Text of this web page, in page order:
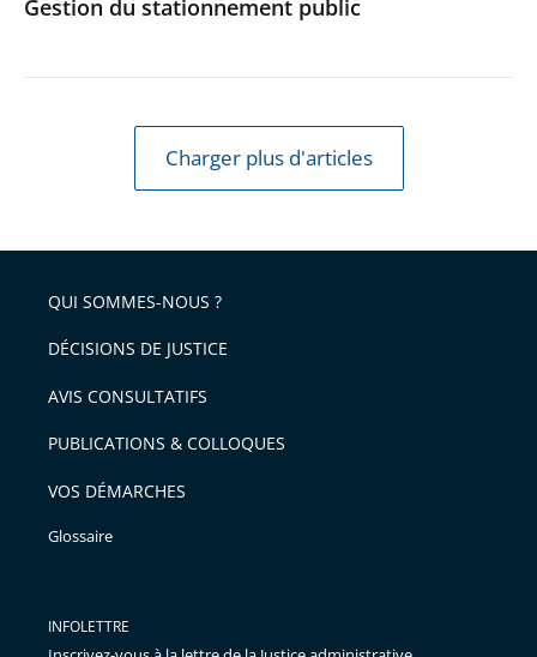
Gestion du stationnement public
Charger plus d'articles
QUI SOMMES-NOUS ?
DÉCISIONS DE JUSTICE
AVIS CONSULTATIFS
PUBLICATIONS & COLLOQUES
VOS DÉMARCHES
Glossaire
INFOLETTRE